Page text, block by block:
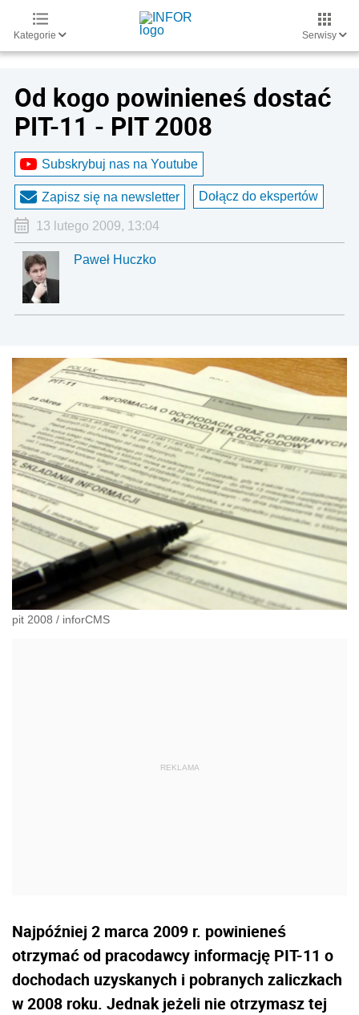
Kategorie Serwisy
Od kogo powinieneś dostać
PIT-11 - PIT 2008
Subskrybuj nas na Youtube
Zapisz się na newsletter Dołącz do ekspertów
13 lutego 2009, 13:04
Paweł Huczko
pit 2008 / inforCMS
Najpóźniej 2 marca 2009 r. powinieneś
otrzymać od pracodawcy informację PIT-11 o
dochodach uzyskanych i pobranych zaliczkach
w 2008 roku. Jednak jeżeli nie otrzymasz tej